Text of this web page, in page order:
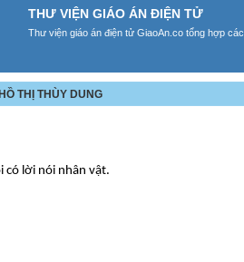
THƯ VIỆN GIÁO ÁN ĐIỆN TỬ
Thư viện giáo án điện tử GiaoAn.co tổng hợp
THỊ THÙY DUNG
có lời nói nhân vật.